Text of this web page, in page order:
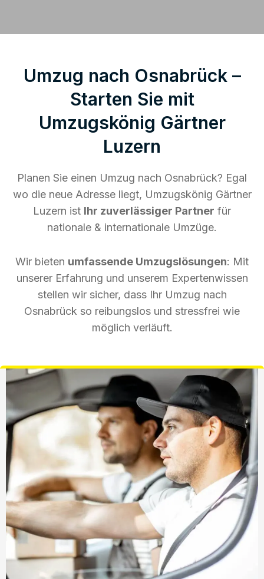
Umzug nach Osnabrück –
Starten Sie mit
Umzugskönig Gärtner
Luzern
Planen Sie einen Umzug nach Osnabrück? Egal
wo die neue Adresse liegt, Umzugskönig Gärtner
Luzern ist Ihr zuverlässiger Partner für
nationale & internationale Umzüge.
Wir bieten umfassende Umzugslösungen: Mit
unserer Erfahrung und unserem Expertenwissen
stellen wir sicher, dass Ihr Umzug nach
Osnabrück so reibungslos und stressfrei wie
möglich verläuft.